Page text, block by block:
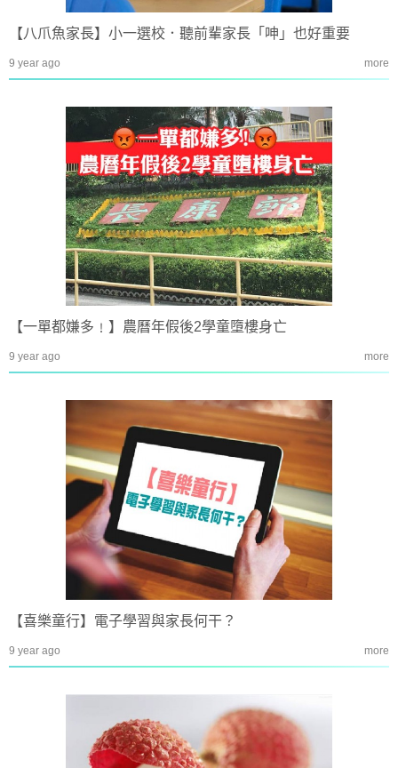
【八爪魚家長】小一選校．聽前輩家長「呻」也好重要
9 year ago more
【一單都嫌多﹗】農曆年假後2學童墮樓身亡
9 year ago more
【喜樂童行】電子學習與家長何干？
9 year ago more